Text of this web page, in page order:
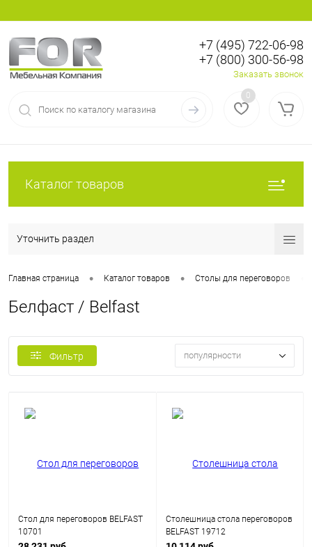
Регистрация
+7 (495) 722-06-98
+7 (800) 300-56-98
Заказать звонок
0
Каталог товаров
Уточнить раздел
Главная страница • Каталог товаров • Столы для переговоров
Белфаст / Belfast
Фильтр популярности
Стол для переговоров BELFAST
10701
Столешница стола переговоров
BELFAST 19712